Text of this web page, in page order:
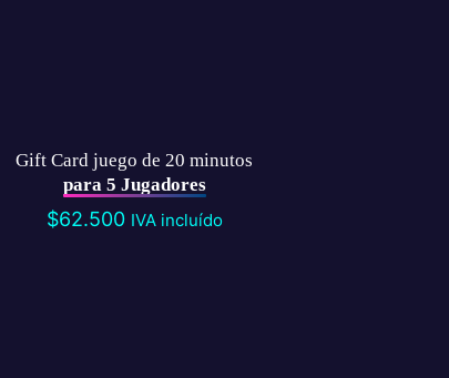
Gift Card juego de 20 minutos
para 5 Jugadores
$62.500 IVA incluído